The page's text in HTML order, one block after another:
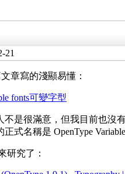
21
章寫的淺顯易懂：
fonts可變字型
是很滿意，但我目前也沒
式名稱是 OpenType
研究了：